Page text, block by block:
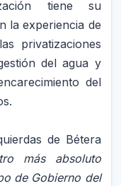
tiene su
la experiencia de
privatizaciones
del agua y
del
de Bétera
más absoluto
de Gobierno del